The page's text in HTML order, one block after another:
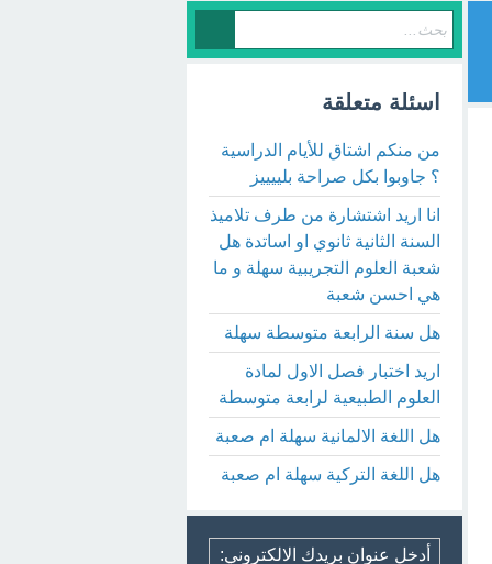
اسئلة متعلقة
من منكم اشتاق للأيام الدراسية
؟ جاوبوا بكل صراحة بلييييز
انا اريد اشتشارة من طرف تلاميذ
السنة الثانية ثانوي او اساتدة هل
شعبة العلوم التجريبية سهلة و ما
هي احسن شعبة
هل سنة الرابعة متوسطة سهلة
اريد اختبار فصل الاول لمادة
العلوم الطبيعية لرابعة متوسطة
هل اللغة الالمانية سهلة ام صعبة
هل اللغة التركية سهلة ام صعبة
أدخل عنوان بريدك الالكتروني: